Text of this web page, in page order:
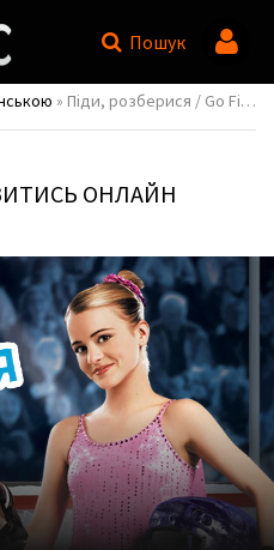
Пошук
» Піди, розберися / Go Figure
ОНЛАЙН